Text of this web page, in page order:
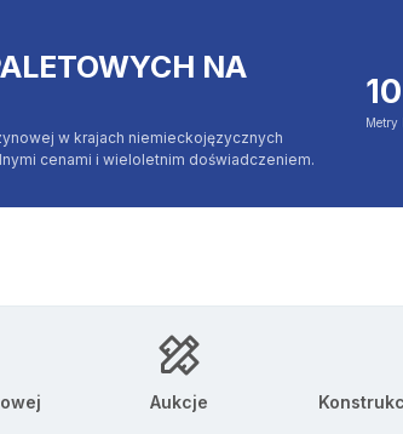
NA
w krajach niemieckojęzycznych
cenami i wieloletnim doświadczeniem.
Metry
Aukcje